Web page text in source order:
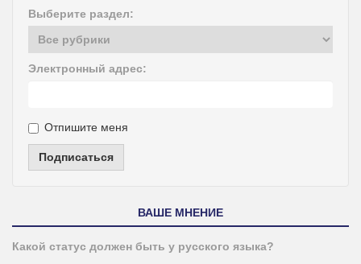
Выберите раздел:
Электронный адрес:
Отпишите меня
Подписаться
ВАШЕ МНЕНИЕ
Какой статус должен быть у русского языка?